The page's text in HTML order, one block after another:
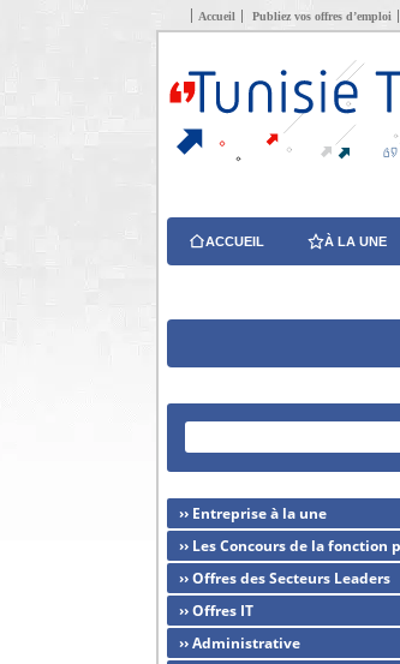
Accueil Publiez vos offres d’emploi
ACCUEIL À LA UNE
›› Entreprise à la une
›› Les Concours de la fonction
›› Offres des Secteurs Leaders
›› Offres IT
›› Administrative